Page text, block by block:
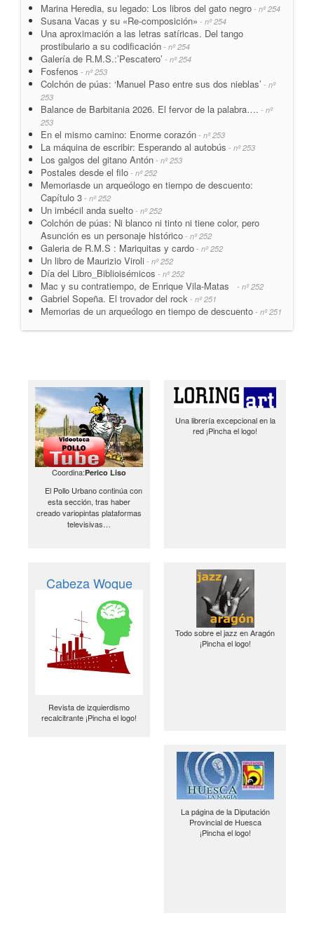
Marina Heredia, su legado: Los libros del gato negro - nº 254
Susana Vacas y su «Re-composición» - nº 254
Una aproximación a las letras satíricas. Del tango
prostibulario a su codificación - nº 254
Galería de R.M.S.:’Pescatero’ - nº 254
Fosfenos - nº 253
Colchón de púas: ‘Manuel Paso entre sus dos nieblas’ - nº
253
Balance de Barbitania 2026. El fervor de la palabra…. - nº
253
En el mismo camino: Enorme corazón - nº 253
La máquina de escribir: Esperando al autobús - nº 253
Los galgos del gitano Antón - nº 253
Postales desde el filo - nº 252
Memoriasde un arqueólogo en tiempo de descuento:
Capítulo 3 - nº 252
Un imbécil anda suelto - nº 252
Colchón de púas: Ni blanco ni tinto ni tiene color, pero
Asunción es un personaje histórico - nº 252
Galeria de R.M.S : Mariquitas y cardo - nº 252
Un libro de Maurizio Viroli - nº 252
Día del Libro_Biblioisémicos - nº 252
Mac y su contratiempo, de Enrique Vila-Matas - nº 252
Gabriel Sopeña. El trovador del rock - nº 251
Memorias de un arqueólogo en tiempo de descuento - nº 251
Coordina:Perico Liso
El Pollo Urbano continúa con
esta sección, tras haber
creado variopintas plataformas
televisivas…
Una librería excepcional en la
red ¡Pincha el logo!
Cabeza Woque
Revista de izquierdismo
recalcitrante ¡Pincha el logo!
Todo sobre el jazz en Aragón
¡Pincha el logo!
La página de la Diputación
Provincial de Huesca
¡Pincha el logo!